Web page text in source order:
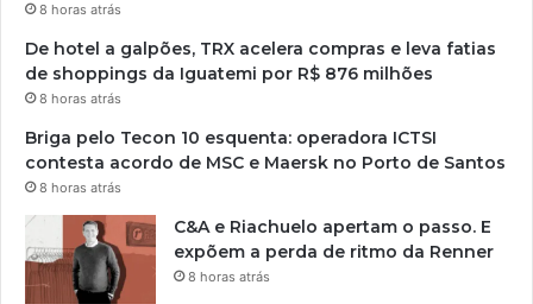
8 horas atrás
De hotel a galpões, TRX acelera compras e leva fatias
de shoppings da Iguatemi por R$ 876 milhões
8 horas atrás
Briga pelo Tecon 10 esquenta: operadora ICTSI
contesta acordo de MSC e Maersk no Porto de Santos
8 horas atrás
C&A e Riachuelo apertam o passo. E
expõem a perda de ritmo da Renner
8 horas atrás